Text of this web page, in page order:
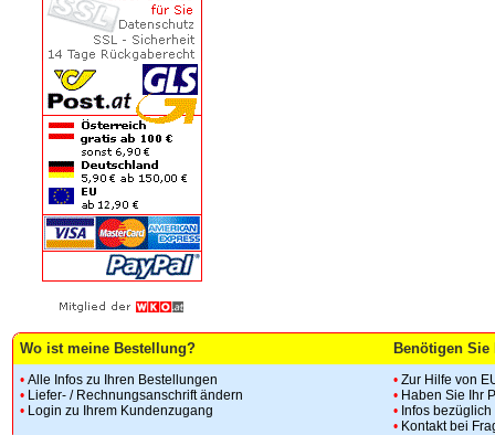
Wo ist meine Bestellung? Benötigen Sie
• Alle Infos zu Ihren Bestellungen
• Liefer- / Rechnungsanschrift ändern
• Login zu Ihrem Kundenzugang
• Zur Hilfe von
• Haben Sie Ihr
• Infos
• Kontakt bei